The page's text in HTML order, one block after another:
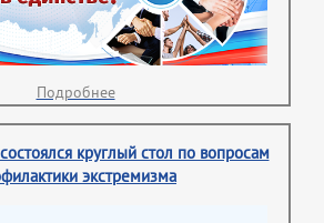
Подробнее
круглый стол по вопросам
экстремизма